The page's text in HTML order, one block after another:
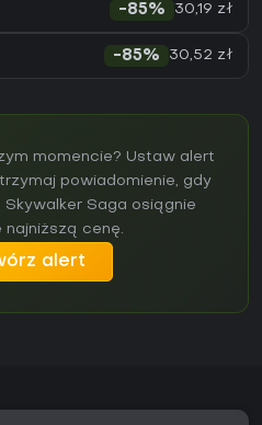
-85% 30,19 zł
-85% 30,52 zł
momencie? Ustaw alert
powiadomienie, gdy
Skywalker Saga osiągnie
najniższą cenę.
alert